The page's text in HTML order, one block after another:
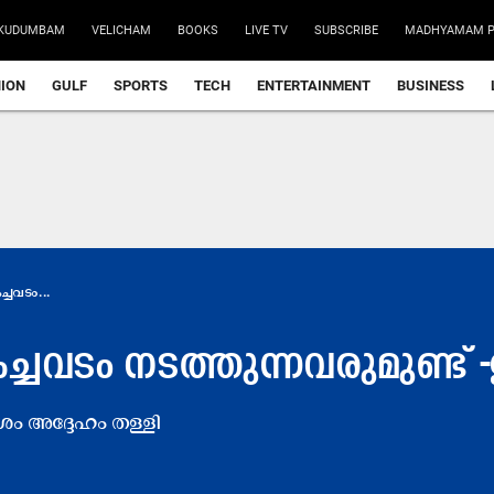
VELICHAM BOOKS LIVE TV SUBSCRIBE MADHYAMAM
GULF SPORTS TECH ENTERTAINMENT BUSINESS
നടത്തുന്നവരുമുണ്ട്
അദ്ദേഹം തള്ളി